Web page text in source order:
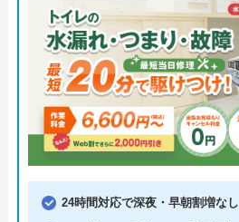
24時間対応で深夜・早朝割増なし